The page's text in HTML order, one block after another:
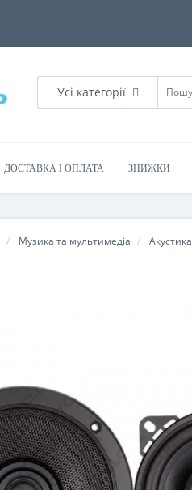
Усі категорії
ДОСТАВКА І ОПЛАТА ЗНИЖКИ
Музика та мультимедіа Акустика